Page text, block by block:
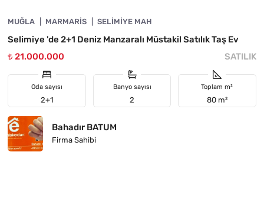
ÖNE ÇIKAN
MUĞLA MARMARIS SELIMIYE MAH
Selimiye 'de 2+1 Deniz Manzaralı Müstakil Satılık Taş Ev
₺ 21.000.000
SATILIK
Oda sayısı
2+1
Banyo sayısı
2
Toplam m²
80 m²
Bahadır BATUM
Firma Sahibi